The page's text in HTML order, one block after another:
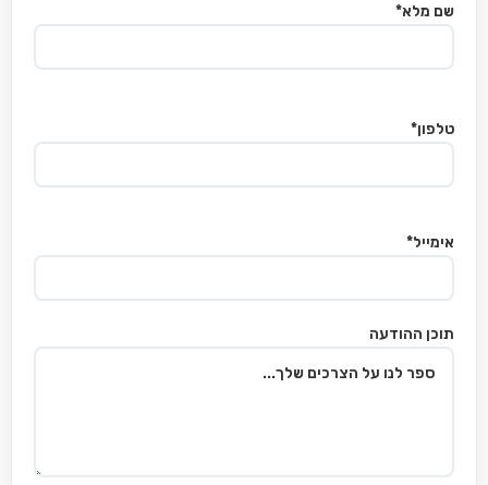
שם מלא*
טלפון*
אימייל*
תוכן ההודעה